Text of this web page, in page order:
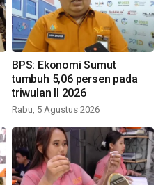
BPS: Ekonomi Sumut
tumbuh 5,06 persen pada
triwulan II 2026
Rabu, 5 Agustus 2026